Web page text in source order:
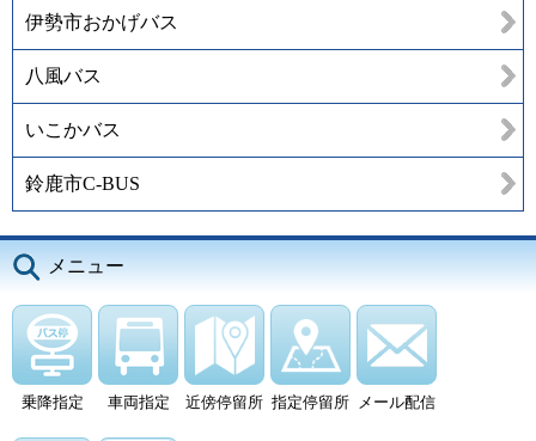
伊勢市おかげバス
八風バス
いこかバス
鈴鹿市C-BUS
メニュー
乗降指定 車両指定 近傍停留所 指定停留所 メール配信